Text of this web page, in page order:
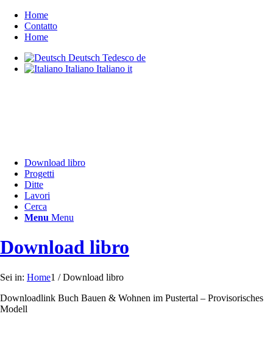
Home
Contatto
Home
Deutsch Tedesco de
Italiano Italiano it
Download libro
Progetti
Ditte
Lavori
Cerca
Menu Menu
Download libro
Sei in: Home1 / Download libro
Downloadlink Buch Bauen & Wohnen im Pustertal – Provisorisches
Modell